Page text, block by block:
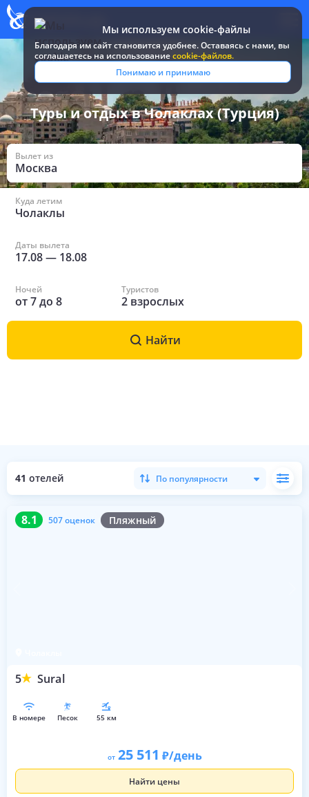
Мы используем cookie-файлы
Благодаря им сайт становится удобнее. Оставаясь c нами, вы
соглашаетесь на использованиеcookie-файлов.
Понимаю и принимаю
Все туры и путевки / Турция / в Чолаклах
Туры и отдых в Чолаклах (Турция)
Вылет из
Москва
Куда летим
Чолаклы
Даты вылета
17.08— 18.08
Ночей
от7до 8
Туристов
2 взрослых
Найти
41 отелей По популярности
8.1 507 оценок Пляжный
5 Sural
8.1 507 оценок
в номере песок 55 км
от 25 511 /день
Найти цены